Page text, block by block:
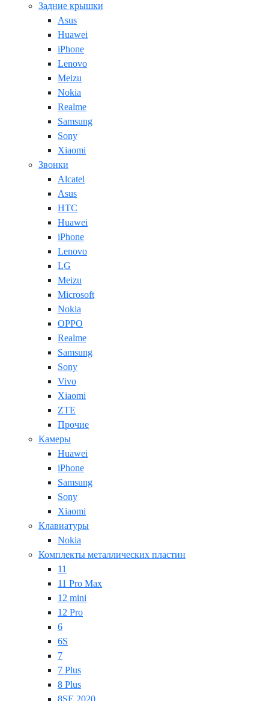
Задние крышки
Asus
Huawei
iPhone
Lenovo
Meizu
Nokia
Realme
Samsung
Sony
Xiaomi
Звонки
Alcatel
Asus
HTC
Huawei
iPhone
Lenovo
LG
Meizu
Microsoft
Nokia
OPPO
Realme
Samsung
Sony
Vivo
Xiaomi
ZTE
Прочие
Камеры
Huawei
iPhone
Samsung
Sony
Xiaomi
Клавиатуры
Nokia
Комплекты металлических пластин
11
11 Pro Max
12 mini
12 Pro
6
6S
7
7 Plus
8 Plus